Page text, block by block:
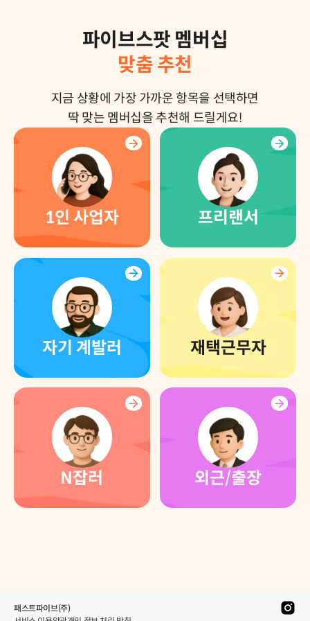
파이브스팟 멤버십
맞춤 추천
지금 상황에 가장 가까운 항목을 선택하면
딱 맞는 멤버십을 추천해 드릴게요!
1인 사업자 프리랜서
자기 계발러 재택근무자
N잡러 외근/출장
패스트파이브(주)